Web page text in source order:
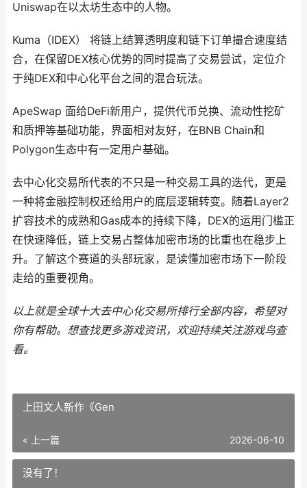
Uniswap在以太坊生态中的人物。
Kuma（IDEX） 将链上结算透明度和链下订单撮合速度结
合，在保留DEX核心优势的同时提高了交易尝试，定位介
于纯DEX和中心化平台之间的混合玩法。
ApeSwap 面给DeFi新用户，提供代币兑换、流动性挖矿
和质押等基础功能，界面相对友好，在BNB Chain和
Polygon生态中有一定用户基础。
去中心化交易所代表的不只是一种交易工具的迭代，更是
一种将金融控制权还给用户的底层逻辑转变。随着Layer2
扩容技术的成熟和Gas成本的持续下降，DEX的运用门槛正
在快速降低，链上交易占整体加密市场的比重也在稳步上
升。了解这个赛道的头部玩家，是读懂加密市场下一阶段
走给的重要视角。
以上就是全球十大去中心化交易所排行全部内容，希望对
你有帮助。 想查找更多游戏资讯，欢迎持续关注游戏鸟查
看。
上田文人新作《Gen
« 上一篇 2026-06-10
没有了！